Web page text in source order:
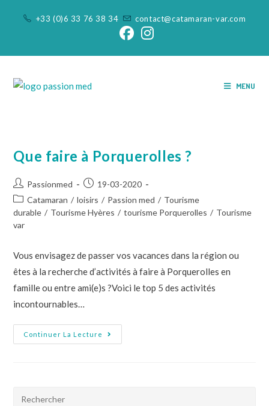
+33 (0)6 33 76 38 34 contact@catamaran-var.com
MENU
Que faire à Porquerolles ?
Passionmed
19-03-2020
Catamaran / loisirs / Passion med / Tourisme
durable / Tourisme Hyères / tourisme Porquerolles / Tourisme
var
Vous envisagez de passer vos vacances dans la région ou
êtes à la recherche d’activités à faire à Porquerolles en
famille ou entre ami(e)s ?Voici le top 5 des activités
incontournables…
Continuer La Lecture